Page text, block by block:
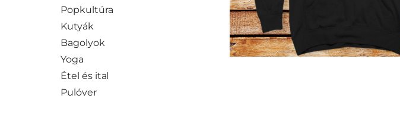
Popkultúra
Kutyák
Bagolyok
Yoga
Étel és ital
Pulóver